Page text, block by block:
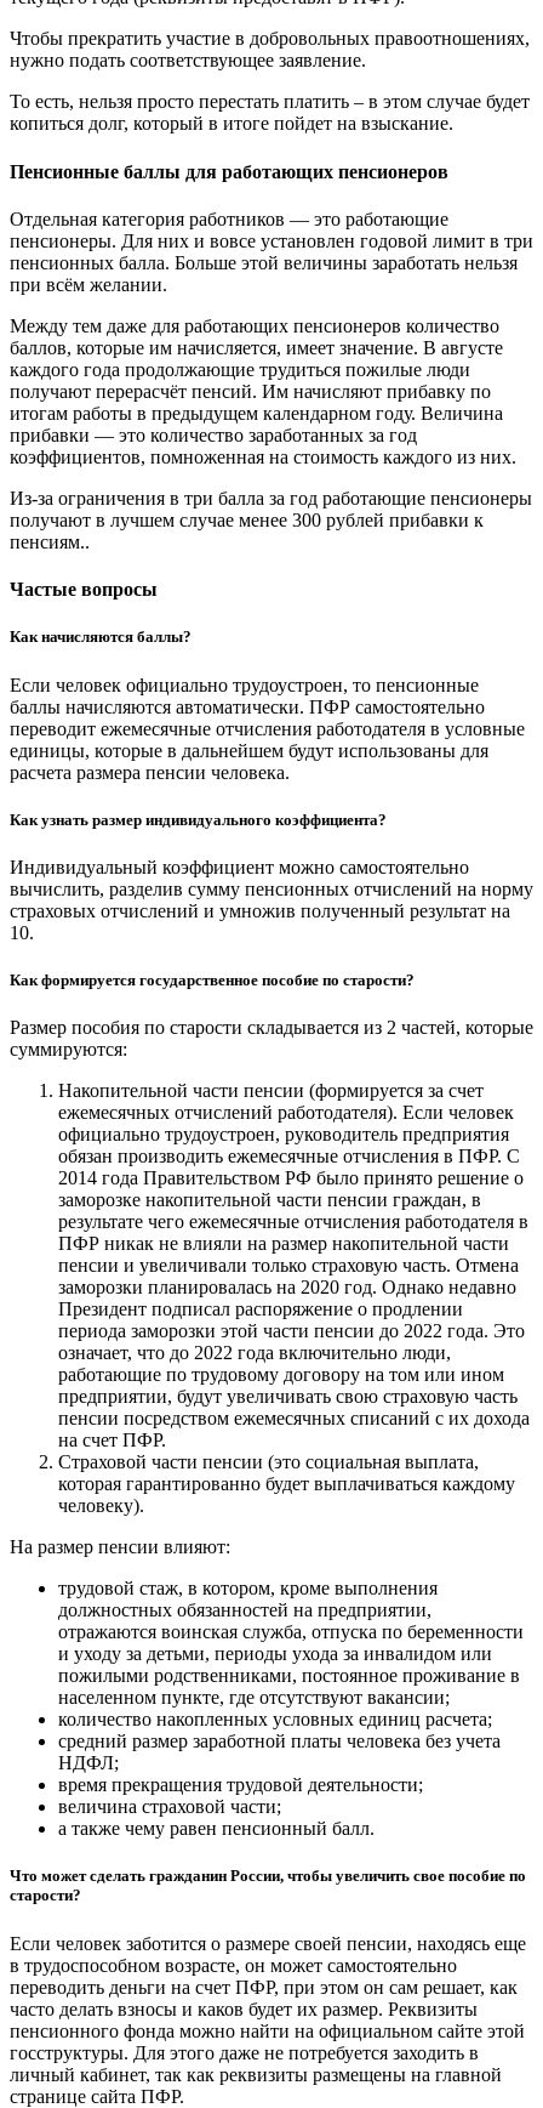
Чтобы прекратить участие в добровольных правоотношениях,
нужно подать соответствующее заявление.
То есть, нельзя просто перестать платить – в этом случае будет
копиться долг, который в итоге пойдет на взыскание.
Пенсионные баллы для работающих пенсионеров
Отдельная категория работников — это работающие
пенсионеры. Для них и вовсе установлен годовой лимит в три
пенсионных балла. Больше этой величины заработать нельзя
при всём желании.
Между тем даже для работающих пенсионеров количество
баллов, которые им начисляется, имеет значение. В августе
каждого года продолжающие трудиться пожилые люди
получают перерасчёт пенсий. Им начисляют прибавку по
итогам работы в предыдущем календарном году. Величина
прибавки — это количество заработанных за год
коэффициентов, помноженная на стоимость каждого из них.
Из-за ограничения в три балла за год работающие пенсионеры
получают в лучшем случае менее 300 рублей прибавки к
пенсиям..
Частые вопросы
Как начисляются баллы?
Если человек официально трудоустроен, то пенсионные
баллы начисляются автоматически. ПФР самостоятельно
переводит ежемесячные отчисления работодателя в условные
единицы, которые в дальнейшем будут использованы для
расчета размера пенсии человека.
Как узнать размер индивидуального коэффициента?
Индивидуальный коэффициент можно самостоятельно
вычислить, разделив сумму пенсионных отчислений на норму
страховых отчислений и умножив полученный результат на
10.
Как формируется государственное пособие по старости?
Размер пособия по старости складывается из 2 частей, которые
суммируются:
Накопительной части пенсии (формируется за счет
ежемесячных отчислений работодателя). Если человек
официально трудоустроен, руководитель предприятия
обязан производить ежемесячные отчисления в ПФР. С
2014 года Правительством РФ было принято решение о
заморозке накопительной части пенсии граждан, в
результате чего ежемесячные отчисления работодателя в
ПФР никак не влияли на размер накопительной части
пенсии и увеличивали только страховую часть. Отмена
заморозки планировалась на 2020 год. Однако недавно
Президент подписал распоряжение о продлении
периода заморозки этой части пенсии до 2022 года. Это
означает, что до 2022 года включительно люди,
работающие по трудовому договору на том или ином
предприятии, будут увеличивать свою страховую часть
пенсии посредством ежемесячных списаний с их дохода
на счет ПФР.
Страховой части пенсии (это социальная выплата,
которая гарантированно будет выплачиваться каждому
человеку).
На размер пенсии влияют:
трудовой стаж, в котором, кроме выполнения
должностных обязанностей на предприятии,
отражаются воинская служба, отпуска по беременности
и уходу за детьми, периоды ухода за инвалидом или
пожилыми родственниками, постоянное проживание в
населенном пункте, где отсутствуют вакансии;
количество накопленных условных единиц расчета;
средний размер заработной платы человека без учета
НДФЛ;
время прекращения трудовой деятельности;
величина страховой части;
а также чему равен пенсионный балл.
Что может сделать гражданин России, чтобы увеличить свое пособие по
старости?
Если человек заботится о размере своей пенсии, находясь еще
в трудоспособном возрасте, он может самостоятельно
переводить деньги на счет ПФР, при этом он сам решает, как
часто делать взносы и каков будет их размер. Реквизиты
пенсионного фонда можно найти на официальном сайте этой
госструктуры. Для этого даже не потребуется заходить в
личный кабинет, так как реквизиты размещены на главной
странице сайта ПФР.